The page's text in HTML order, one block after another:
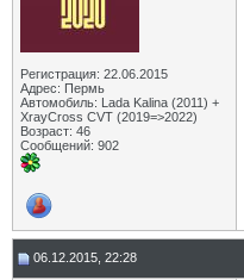
Регистрация: 22.06.2015
Адрес: Пермь
Автомобиль: Lada Kalina (2011) +
XrayCross CVT (2019=>2022)
Возраст: 46
Сообщений: 902
06.12.2015, 22:28